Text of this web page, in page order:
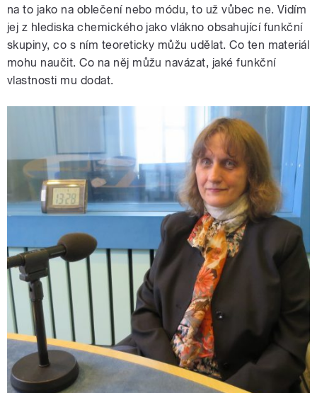
na to jako na oblečení nebo módu, to už vůbec ne. Vidím
jej z hlediska chemického jako vlákno obsahující funkční
skupiny, co s ním teoreticky můžu udělat. Co ten materiál
mohu naučit. Co na něj můžu navázat, jaké funkční
vlastnosti mu dodat.